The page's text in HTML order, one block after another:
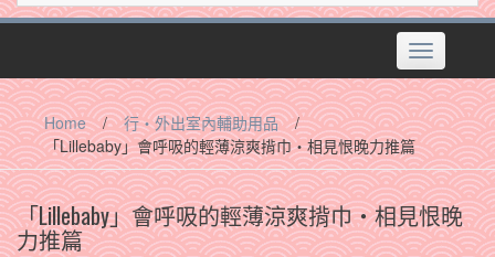
Toggle
navigation
Home / 行‧外出室內輔助用品
/
「Lillebaby」會呼吸的輕薄涼爽揹巾‧相見恨晚力推篇
「Lillebaby」會呼吸的輕薄涼爽揹巾‧相見恨晚
力推篇